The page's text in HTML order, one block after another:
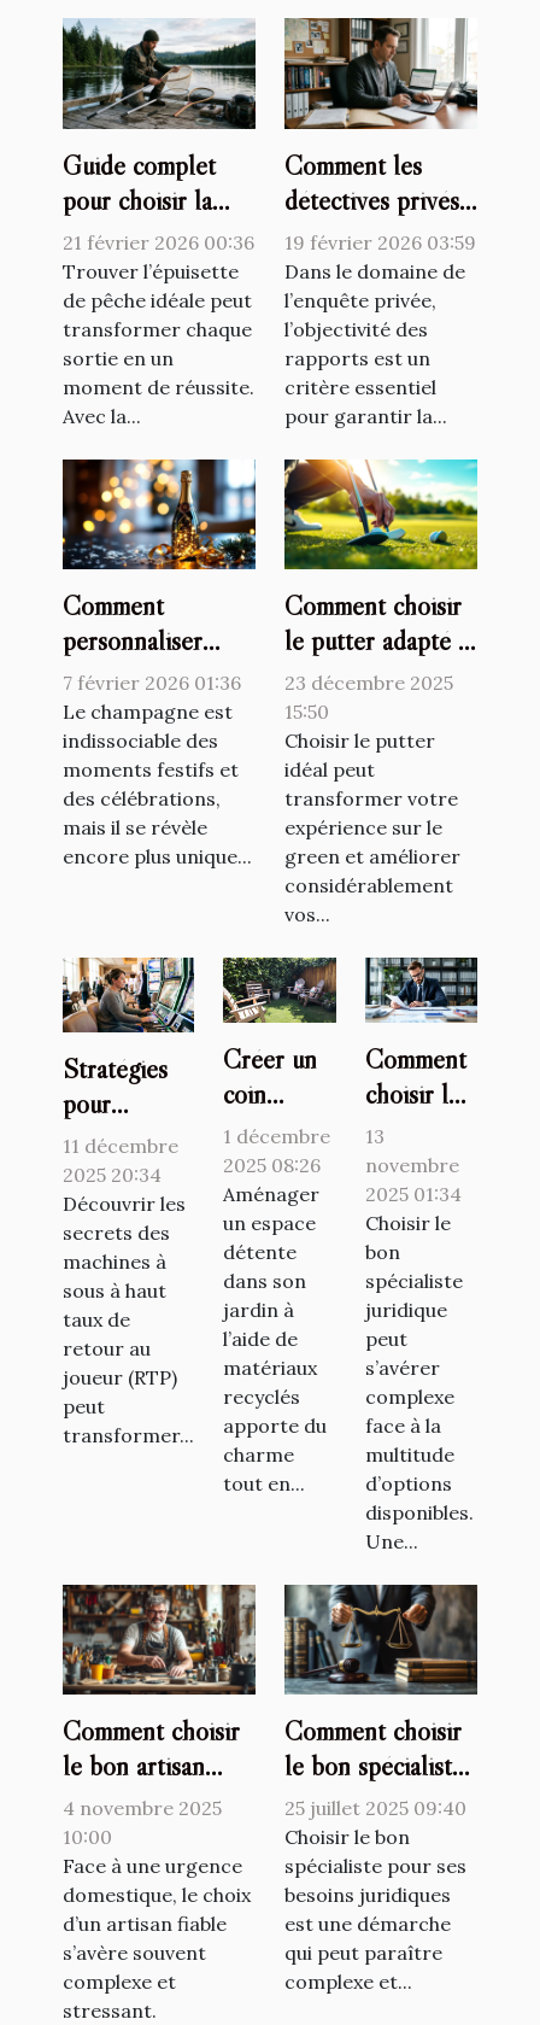
Guide complet
pour choisir la
meilleure
épuisette de
pêche adaptée ?
21 février 2026 00:36
Trouver l’épuisette
de pêche idéale peut
transformer chaque
sortie en un
moment de réussite.
Avec la...
Comment les
détectives privés
assurent-ils
l'objectivité dans
leurs rapports ?
19 février 2026 03:59
Dans le domaine de
l’enquête privée,
l’objectivité des
rapports est un
critère essentiel
pour garantir la...
Comment
personnaliser
votre champagne
pour chaque
occasion ?
7 février 2026 01:36
Le champagne est
indissociable des
moments festifs et
des célébrations,
mais il se révèle
encore plus unique...
Comment choisir
le putter adapté à
votre style de jeu
?
23 décembre 2025
15:50
Choisir le putter
idéal peut
transformer votre
expérience sur le
green et améliorer
considérablement
vos...
Stratégies
pour
identifier et
jouer aux
machines à
sous avec
les meilleurs
RTP
11 décembre
2025 20:34
Découvrir les
secrets des
machines à
sous à haut
taux de
retour au
joueur (RTP)
peut
transformer...
Créer un
coin
relaxant
dans votre
jardin avec
des
matériaux
recyclés
1 décembre
2025 08:26
Aménager
un espace
détente
dans son
jardin à
l’aide de
matériaux
recyclés
apporte du
charme
tout en...
Comment
choisir le
bon
spécialiste
juridique
pour vos
besoins ?
13
novembre
2025 01:34
Choisir le
bon
spécialiste
juridique
peut
s’avérer
complexe
face à la
multitude
d’options
disponibles.
Une...
Comment choisir
le bon artisan
pour vos urgences
domestiques ?
4 novembre 2025
10:00
Face à une urgence
domestique, le choix
d’un artisan fiable
s’avère souvent
complexe et
stressant.
Comment choisir
le bon spécialiste
pour vos besoins
juridiques ?
25 juillet 2025 09:40
Choisir le bon
spécialiste pour ses
besoins juridiques
est une démarche
qui peut paraître
complexe et...